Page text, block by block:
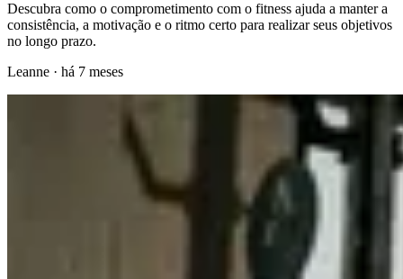
Descubra como o comprometimento com o fitness ajuda a manter a
consistência, a motivação e o ritmo certo para realizar seus objetivos
no longo prazo.
Leanne · há 7 meses